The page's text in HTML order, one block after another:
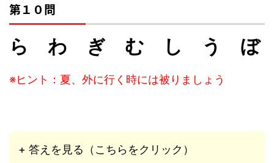
第１０問
ら わ ぎ む し う ぼ
※ヒント：夏、外に行く時には被りましょう
+ 答えを見る（こちらをクリック）